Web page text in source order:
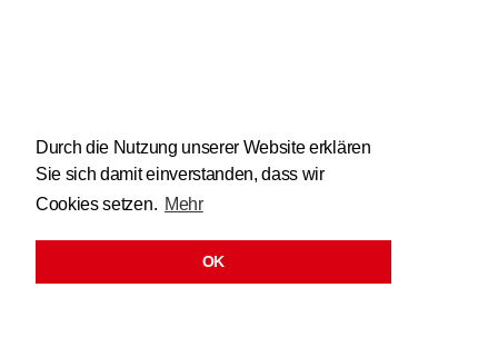
Durch die Nutzung unserer Website erklären
Sie sich damit einverstanden, dass wir
Cookies setzen. Mehr
OK